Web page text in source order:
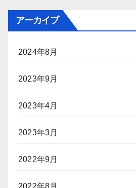
アーカイブ
2024年8月
2023年9月
2023年4月
2023年3月
2022年9月
2022年8月